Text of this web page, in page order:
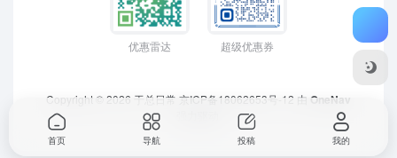
优惠雷达 超级优惠券
Copyright © 2026 于总日常 京ICP备18062653号-12 由 OneNav
首页 导航 投稿 我的